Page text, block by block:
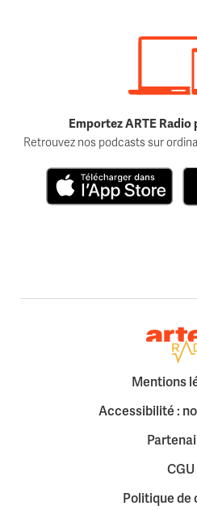
Emportez ARTE
Retrouvez nos podcasts sur
Retour
Mentions
Accessibilité :
CGU
Politique de